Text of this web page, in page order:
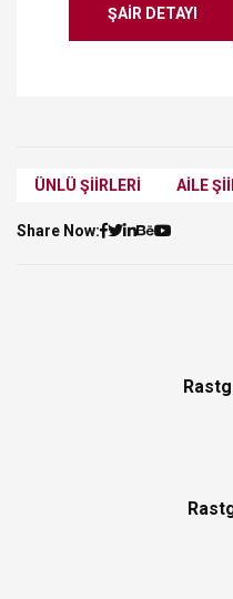
ŞAIR DETAYI
ÜNLÜ ŞIIRLERI AILE
Share Now: